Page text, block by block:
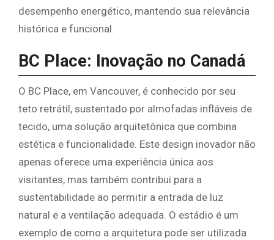
desempenho energético, mantendo sua relevância
histórica e funcional.
BC Place: Inovação no Canadá
O BC Place, em Vancouver, é conhecido por seu
teto retrátil, sustentado por almofadas infláveis de
tecido, uma solução arquitetônica que combina
estética e funcionalidade. Este design inovador não
apenas oferece uma experiência única aos
visitantes, mas também contribui para a
sustentabilidade ao permitir a entrada de luz
natural e a ventilação adequada. O estádio é um
exemplo de como a arquitetura pode ser utilizada